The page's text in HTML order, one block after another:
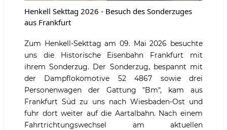
Henkell Sekttag 2026 - Besuch des Sonderzuges
aus Frankfurt
Zum Henkell-Sekttag am 09. Mai 2026 besuchte
uns die Historische Eisenbahn Frankfurt mit
ihrem Sonderzug. Der Sonderzug, bespannt mit
der Dampflokomotive 52 4867 sowie drei
Personenwagen der Gattung "Bm", kam aus
Frankfurt Süd zu uns nach Wiesbaden-Ost und
fuhr dort weiter auf die Aartalbahn. Nach einem
Fahrtrichtungswechsel am aktuellen